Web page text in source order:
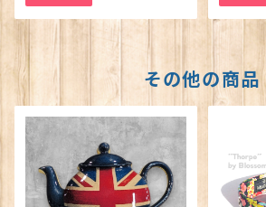
その他の商品